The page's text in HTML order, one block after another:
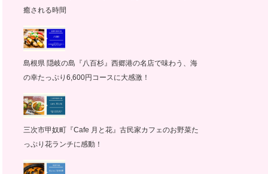
癒される時間
島根県 隠岐の島『八百杉』西郷港の名店で味わう、海
の幸たっぷり6,600円コースに大感激！
三次市甲奴町『Cafe 月と花』古民家カフェのお野菜た
っぷり花ランチに感動！